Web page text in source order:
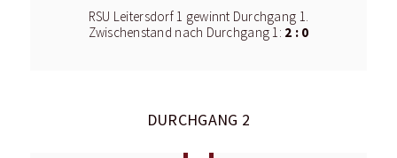
RSU Leitersdorf 1 gewinnt Durchgang 1.
Zwischenstand nach Durchgang 1: 2 : 0
DURCHGANG 2